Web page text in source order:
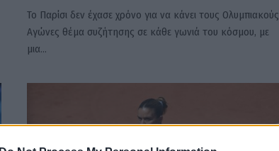
Το Παρίσι δεν έχασε χρόνο για να κάνει τους Ολυμπιακούς
Αγώνες θέμα συζήτησης σε κάθε γωνιά του κόσμου, με
μια…